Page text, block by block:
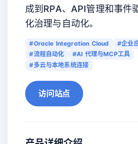
成到RPA、API管理和事件
化治理与自动化。
#Oracle Integration Cloud
#企业
#流程自动化
#AI 代理与MCP工具
#多云与本地系统连接
访问站点